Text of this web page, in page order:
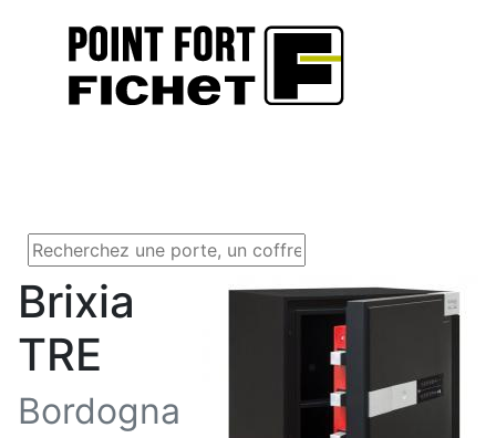
Brixia
TRE
Bordogna